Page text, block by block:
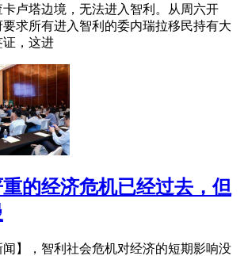
卢塔边境，无法进入智利。从周六开
求所有进入智利的委内瑞拉移民持有大
证，这进
的经济危机已经过去，但
闻】，智利社会危机对经济的短期影响没